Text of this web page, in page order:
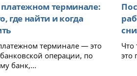
платежном терминале:
где найти и когда
терминале — это
операции, по
банк,...
Что
это